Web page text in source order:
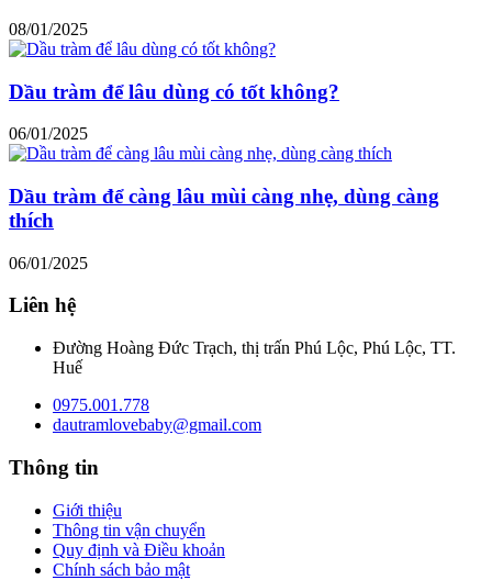
08/01/2025
Dầu tràm để lâu dùng có tốt không?
06/01/2025
Dầu tràm để càng lâu mùi càng nhẹ, dùng càng
thích
06/01/2025
Liên hệ
Đường Hoàng Đức Trạch, thị trấn Phú Lộc, Phú Lộc, TT.
Huế
0975.001.778
dautramlovebaby@gmail.com
Thông tin
Giới thiệu
Thông tin vận chuyển
Quy định và Điều khoản
Chính sách bảo mật